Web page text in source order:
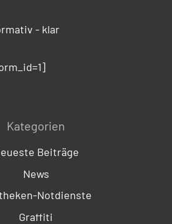
- klar
Kategorien
Beiträge
News
Notdienste
Graffiti